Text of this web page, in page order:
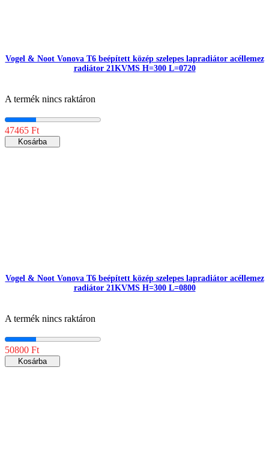
Vogel & Noot Vonova T6 beépített közép szelepes lapradiátor acéllemez
radiátor 21KVMS H=300 L=0720
A termék nincs raktáron
47465 Ft
Kosárba
Vogel & Noot Vonova T6 beépített közép szelepes lapradiátor acéllemez
radiátor 21KVMS H=300 L=0800
A termék nincs raktáron
50800 Ft
Kosárba